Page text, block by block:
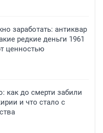
заработать: антиквар
редкие деньги 1961
ценностью
как до смерти забили
и что стало с